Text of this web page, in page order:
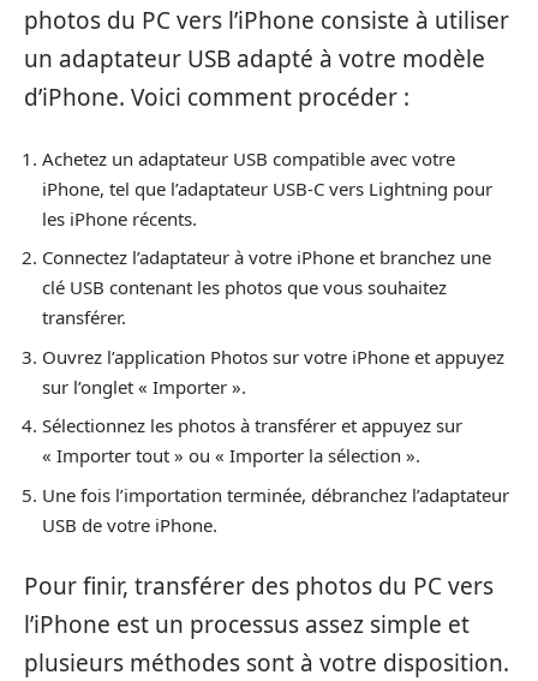
photos du PC vers l’iPhone consiste à utiliser
un adaptateur USB adapté à votre modèle
d’iPhone. Voici comment procéder :
Achetez un adaptateur USB compatible avec votre
iPhone, tel que l’adaptateur USB-C vers Lightning pour
les iPhone récents.
Connectez l’adaptateur à votre iPhone et branchez une
clé USB contenant les photos que vous souhaitez
transférer.
Ouvrez l’application Photos sur votre iPhone et appuyez
sur l’onglet « Importer ».
Sélectionnez les photos à transférer et appuyez sur
« Importer tout » ou « Importer la sélection ».
Une fois l’importation terminée, débranchez l’adaptateur
USB de votre iPhone.
Pour finir, transférer des photos du PC vers
l’iPhone est un processus assez simple et
plusieurs méthodes sont à votre disposition.